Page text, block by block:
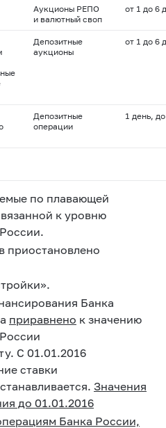
Аукционы РЕПО
и валютный своп
от 1 до 6
Депозитные
аукционы
от 1 до 6
Депозитные
операции
1 день,
по плавающей
к уровню
приостановлено
Банка
приравнено к значению
С 01.01.2016
ставки
Значения
до 01.01.2016
Банка России,